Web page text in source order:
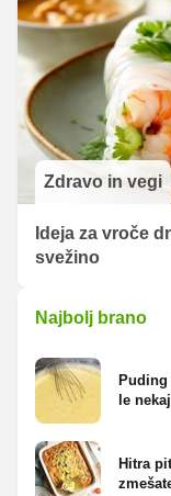
Zdravo in vegi
Ideja za vroče
svežino
Najbolj brano
le
Hitra